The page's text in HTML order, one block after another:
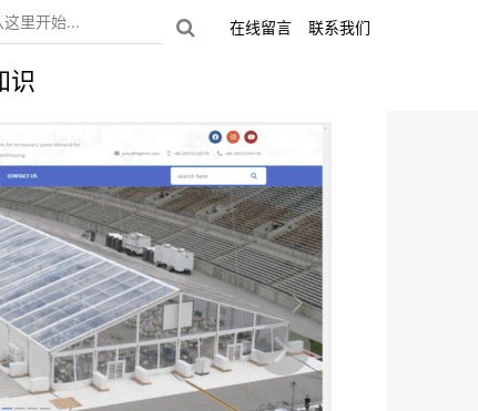
在线留言 联系我们
识